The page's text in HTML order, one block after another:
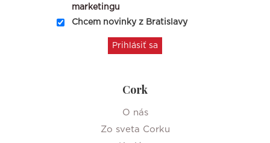
marketingu
Chcem novinky z Bratislavy
Cork
O nás
Zo sveta Corku